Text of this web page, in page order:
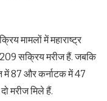
मामलों में महाराष्ट्र
209 सक्रिय मरीज हैं. जबकि
में 87 और कर्नाटक में 47
मरीज मिले हैं.